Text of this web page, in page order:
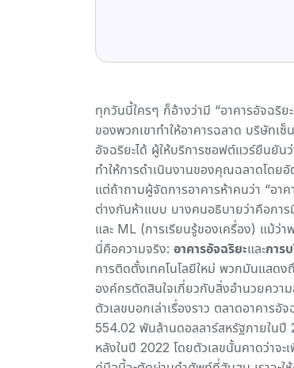
ทุกวันนี้ใครๆ ก็อ้างว่ามี “อาคารอัจฉริ
ของพวกเขาทำให้อาคารฉลาด บริษัทเ
อัจฉริยะได้ ผู้ให้บริการซอฟต์แวร์ยืนยัน
ทำให้การดำเนินงานของคุณฉลาดโดยอั
แต่ถ้าถามผู้จัดการอาคารห้าคนว่า “อา
ต่างกันห้าแบบ บางคนอธิบายว่าคือก
และ ML (การเรียนรู้ของเครื่อง) แม้ว่าพ
นี่คือความจริง: อาคารอัจฉริยะและการ
การติดตั้งเทคโนโลยีใหม่ พวกมันแสด
องค์กรตัดสินใจเกี่ยวกับสิ่งอำนวยควา
ตัวเลขบอกเล่าเรื่องราว ตลาดอาคาร
554.02 พันล้านดอลลาร์สหรัฐภายในปี
หลังในปี 2022 โดยตัวเลขนั้นคาดว่าจะ